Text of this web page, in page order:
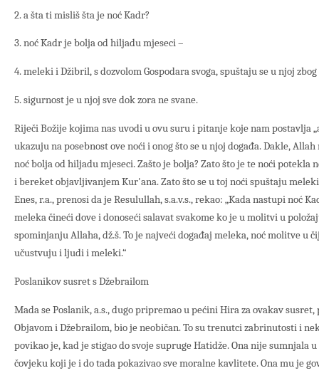
2. a šta ti misliš šta je noć Kadr?
3. noć Kadr je bolja od hiljadu mjeseci –
4. meleki i Džibril, s dozvolom Gospodara svoga, spuštaju se u njoj
5. sigurnost je u njoj sve dok zora ne svane.
Riječi Božije kojima nas uvodi u ovu suru i pitanje koje nam postavlja
ukazuju na posebnost ove noći i onog što se u njoj događa. Dakle,
noć bolja od hiljadu mjeseci. Zašto je bolja? Zato što je te noći potekla
i bereket objavljivanjem Kur'ana. Zato što se u toj noći spuštaju
Enes, r.a., prenosi da je Resulullah, s.a.v.s., rekao: „Kada nastupi noć
meleka čineći dove i donoseći salavat svakome ko je u molitvi u
spominjanju Allaha, dž.š. To je najveći događaj meleka, noć molitve u
učustvuju i ljudi i meleki.“
Poslanikov susret s Džebrailom
Mada se Poslanik, a.s., dugo pripremao u pećini Hira za ovakav
Objavom i Džebrailom, bio je neobičan. To su trenutci zabrinutosti i
povikao je, kad je stigao do svoje supruge Hatidže. Ona nije sumnjala
čovjeku koji je i do tada pokazivao sve moralne kavlitete. Ona mu je